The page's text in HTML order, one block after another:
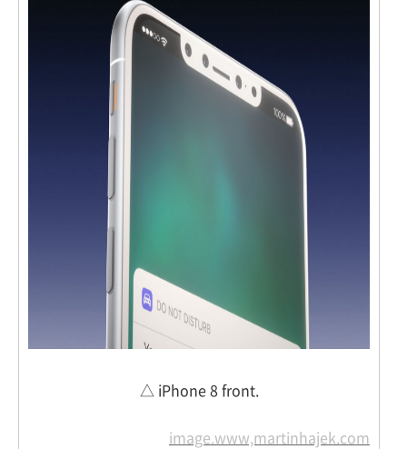
△ iPhone 8 front.
image.www,martinhajek.com